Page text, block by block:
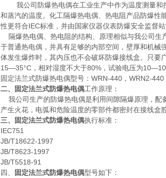
我公司防爆热电偶在工业生产中作为温度测量和
和蒸汽的温度。化工隔爆热电偶、热电阻产品防爆性
性更符合IEC标准，并由国家仪器仪表防爆安全监督站
隔爆热电偶、热电阻的结构、原理相似与我公司生
于普通热电偶，并具有足够的内部空间，壁厚和机
体发生爆炸时，其内压也不会破坏防爆接线盒。只要
15—35°C，相对湿度不大于80%，试验电压为
固定法兰式防爆热电偶型号：WRN-440，WRN2-440
二、固定法兰式防爆热电偶工作原理：
我公司生产的防爆热电偶是利用间隙隔爆原理，配
产生火花，电弧和危险温度的零部件都密封在接线盒
三、固定法兰式防爆热电偶执行标准：
IEC751
JB/T18622-1997
JB/T8623-1997
JB/T5518-91
四、
固定法兰式防爆热电偶型号如下：